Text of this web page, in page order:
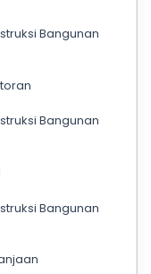
Bangunan
Bangunan
Bangunan